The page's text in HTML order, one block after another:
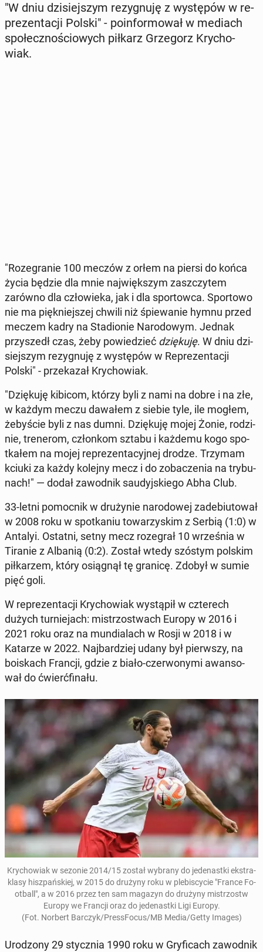
"W dniu dzi­siej­szym re­zy­gnu­ję z wy­stę­pów w re­
pre­zen­ta­cji Polski" - po­in­for­mo­wał w mediach
spo­łecz­no­ścio­wych piłkarz Grze­gorz Kry­cho­
wiak.
"Ro­ze­gra­nie 100 meczów z orłem na piersi do końca
życia będzie dla mnie naj­więk­szym za­szczy­tem
zarówno dla czło­wie­ka, jak i dla spor­tow­ca. Spor­to­wo
nie ma pięk­niej­szej chwili niż śpie­wa­nie hymnu przed
meczem kadry na Sta­dio­nie Na­ro­do­wym. Jednak
przy­szedł czas, żeby po­wie­dzieć dzię­ku­ję. W dniu dzi­
siej­szym re­zy­gnu­ję z wy­stę­pów w Re­pre­zen­ta­cji
Polski" - prze­ka­zał Kry­cho­wiak.
"Dzię­ku­ję kibicom, którzy byli z nami na dobre i na złe,
w każdym meczu dawałem z siebie tyle, ile mogłem,
że­by­ście byli z nas dumni. Dzię­ku­ję mojej Żonie, ro­dzi­
nie, tre­ne­rom, człon­kom sztabu i każdemu kogo spo­
tka­łem na mojej re­pre­zen­ta­cyj­nej drodze. Trzymam
kciuki za każdy kolejny mecz i do zo­ba­cze­nia na try­bu­
nach!" — dodał za­wod­nik sau­dyj­skie­go Abha Club.
33-letni po­moc­nik w dru­ży­nie na­ro­do­wej za­de­biu­to­wał
w 2008 roku w spo­tka­niu to­wa­rzy­skim z Serbią (1:0) w
Antalyi. Ostatni, setny mecz ro­ze­grał 10 wrze­śnia w
Tiranie z Albanią (0:2). Został wtedy szóstym polskim
pił­ka­rzem, który osią­gnął tę granicę. Zdobył w sumie
pięć goli.
W re­pre­zen­ta­cji Kry­cho­wiak wy­stą­pił w czte­rech
dużych tur­nie­jach: mi­strzo­stwach Europy w 2016 i
2021 roku oraz na mun­dia­lach w Rosji w 2018 i w
Katarze w 2022. Naj­bar­dziej udany był pierw­szy, na
bo­iskach Francji, gdzie z biało-czer­wo­ny­mi awan­so­
wał do ćwierć­fi­na­łu.
Kry­cho­wiak w sezonie 2014/15 został wybrany do je­de­nast­ki eks­tra­
kla­sy hisz­pań­skiej, w 2015 do drużyny roku w ple­bi­scy­cie "France Fo­
ot­ball", a w 2016 przez ten sam magazyn do drużyny mi­strzostw
Europy we Francji oraz do je­de­nast­ki Ligi Europy.
(Fot. Norbert Barczyk/Press­Fo­cus/MB Media/Getty Images)
Uro­dzo­ny 29 stycz­nia 1990 roku w Gry­fi­cach za­wod­nik